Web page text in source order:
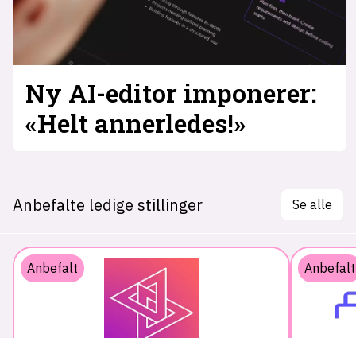
Ny AI-editor imponerer:
«Helt annerledes!»
Anbefalte ledige stillinger Se alle
Anbefalt Anbefalt